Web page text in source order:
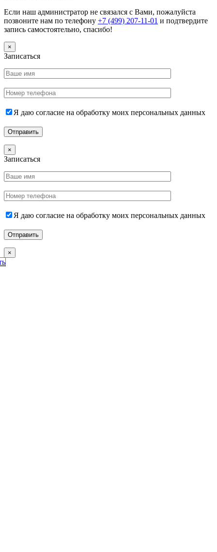
Если наш администратор не связался с Вами, пожалуйста
позвоните нам по телефону +7 (499) 207-11-01 и подтвердите
запись самостоятельно, спасибо!
×
Записаться
Я даю согласие на обработку моих персональных данных
×
Записаться
Я даю согласие на обработку моих персональных данных
×